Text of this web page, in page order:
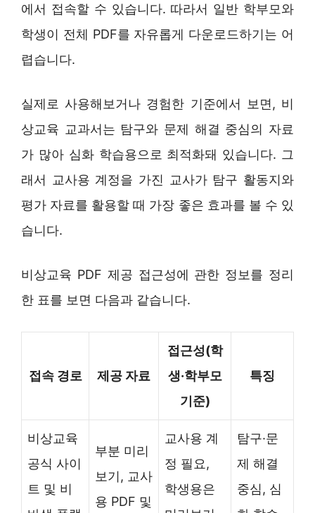
에서 접속할 수 있습니다. 따라서 일반 학부모와
학생이 전체 PDF를 자유롭게 다운로드하기는 어
렵습니다.
실제로 사용해보거나 경험한 기준에서 보면, 비
상교육 교과서는 탐구와 문제 해결 중심의 자료
가 많아 심화 학습용으로 최적화돼 있습니다. 그
래서 교사용 계정을 가진 교사가 탐구 활동지와
평가 자료를 활용할 때 가장 좋은 효과를 볼 수 있
습니다.
비상교육 PDF 제공 접근성에 관한 정보를 정리
한 표를 보면 다음과 같습니다.
접속 경로 제공 자료
접근성(학
생·학부모
기준)
특징
비상교육
공식 사이
트 및 비
부분 미리
보기, 교사
용 PDF 및
교사용 계
정 필요,
학생용은
탐구·문
제 해결
중심, 심